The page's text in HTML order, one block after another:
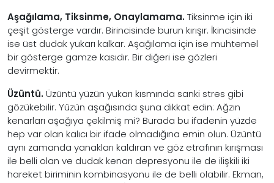
Aşağılama, Tiksinme, Onaylamama.Tiksinme için iki
çeşit gösterge vardır. Birincisinde burun kırışır. İkincisinde
ise üst dudak yukarı kalkar. Aşağılama için ise muhtemel
bir gösterge gamze kasıdır. Bir diğeri ise gözleri
devirmektir.
Üzüntü.Üzüntü yüzün yukarı kısmında sanki stres gibi
gözükebilir. Yüzün aşağısında şuna dikkat edin: Ağzın
kenarları aşağıya çekilmiş mi? Burada bu ifadenin yüzde
hep var olan kalıcı bir ifade olmadığına emin olun. Üzüntü
aynı zamanda yanakları kaldıran ve göz etrafının kırışması
ile belli olan ve dudak kenarı depresyonu ile de ilişkili iki
hareket biriminin kombinasyonu ile de belli olabilir. Ekman,